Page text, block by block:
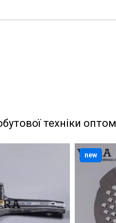
техніки оптом
new